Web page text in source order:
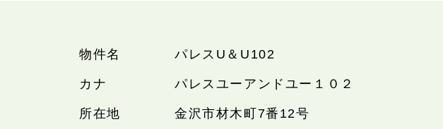
物件名 パレスU＆U102
カナ パレスユーアンドユー１０２
所在地 金沢市材木町7番12号